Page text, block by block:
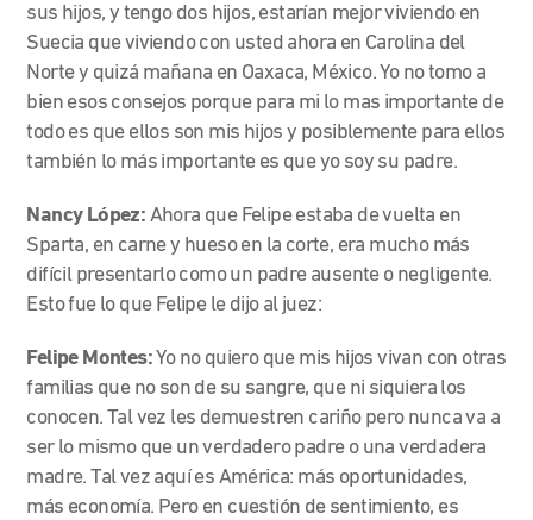
sus hijos, y tengo dos hijos, estarían mejor viviendo en
Suecia que viviendo con usted ahora en Carolina del
Norte y quizá mañana en Oaxaca, México. Yo no tomo a
bien esos consejos porque para mi lo mas importante de
todo es que ellos son mis hijos y posiblemente para ellos
también lo más importante es que yo soy su padre.
Nancy López: Ahora que Felipe estaba de vuelta en
Sparta, en carne y hueso en la corte, era mucho más
difícil presentarlo como un padre ausente o negligente.
Esto fue lo que Felipe le dijo al juez:
Felipe Montes:Yo no quiero que mis hijos vivan con otras
familias que no son de su sangre, que ni siquiera los
conocen. Tal vez les demuestren cariño pero nunca va a
ser lo mismo que un verdadero padre o una verdadera
madre. Tal vez aquí es América: más oportunidades,
más economía. Pero en cuestión de sentimiento, es